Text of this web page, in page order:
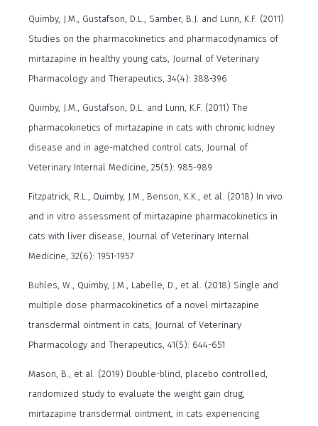
Quimby, J.M., Gustafson, D.L., Samber, B.J. and Lunn, K.F. (2011)
Studies on the pharmacokinetics and pharmacodynamics of
mirtazapine in healthy young cats, Journal of Veterinary
Pharmacology and Therapeutics, 34(4): 388-396
Quimby, J.M., Gustafson, D.L. and Lunn, K.F. (2011) The
pharmacokinetics of mirtazapine in cats with chronic kidney
disease and in age-matched control cats, Journal of
Veterinary Internal Medicine, 25(5): 985-989
Fitzpatrick, R.L., Quimby, J.M., Benson, K.K., et al. (2018) In vivo
and in vitro assessment of mirtazapine pharmacokinetics in
cats with liver disease, Journal of Veterinary Internal
Medicine, 32(6): 1951-1957
Buhles, W., Quimby, J.M., Labelle, D., et al. (2018) Single and
multiple dose pharmacokinetics of a novel mirtazapine
transdermal ointment in cats, Journal of Veterinary
Pharmacology and Therapeutics, 41(5): 644-651
Mason, B., et al. (2019) Double-blind, placebo controlled,
randomized study to evaluate the weight gain drug,
mirtazapine transdermal ointment, in cats experiencing